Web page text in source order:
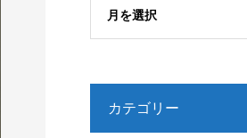
月を選択
カテゴリー